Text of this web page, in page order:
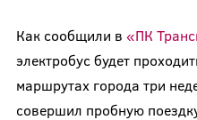
Как сообщили в «ПК
электробус будет
маршрутах города три
совершил пробную